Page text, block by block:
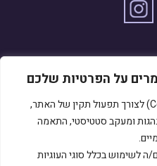
על הפרטיות שלכם
אנו עושים שימוש בעוגיות (Cookies) לצורך תפעול תקין של האתר,
ומעקב סטטיסטי, התאמה
ה לשימוש בכלל סוגי העוגיות
חקירות 2023